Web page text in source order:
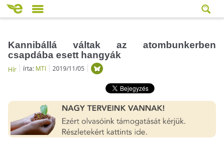
Kannibállá váltak az atombunkerben
csapdába esett hangyák
Hír írta: MTI 2019/11/05